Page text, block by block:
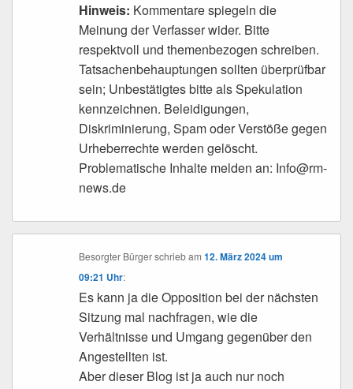
Hinweis: Kommentare spiegeln die
Meinung der Verfasser wider. Bitte
respektvoll und themenbezogen schreiben.
Tatsachenbehauptungen sollten überprüfbar
sein; Unbestätigtes bitte als Spekulation
kennzeichnen. Beleidigungen,
Diskriminierung, Spam oder Verstöße gegen
Urheberrechte werden gelöscht.
Problematische Inhalte melden an: Info@rm-
news.de
Besorgter Bürger schriebam12. März 2024 um
09:21 Uhr:
Es kann ja die Opposition bei der nächsten
Sitzung mal nachfragen, wie die
Verhältnisse und Umgang gegenüber den
Angestellten ist.
Aber dieser Blog ist ja auch nur noch